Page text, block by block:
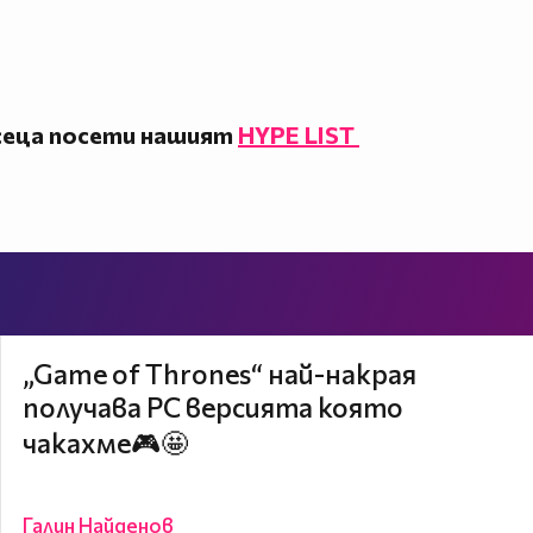
посети нашият HYPE LIST
„Game of Thrones“ най-накрая
получава PC версията която
чакахме🎮🤩
Галин Найденов